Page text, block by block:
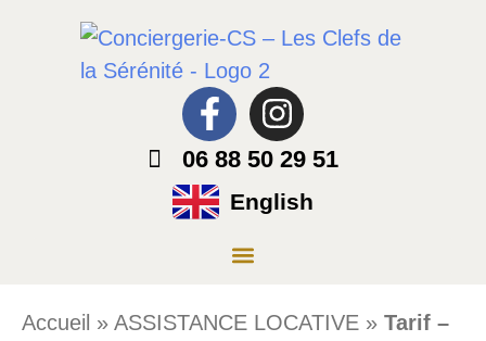
06 88 50 29 51
English
Accueil » ASSISTANCE LOCATIVE » Tarif –